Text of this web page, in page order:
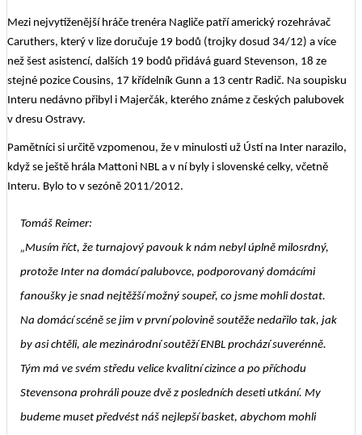
Mezi nejvytíženější hráče trenéra Nagliče patří americký rozehrávač
Caruthers, který v lize doručuje 19 bodů (trojky dosud 34/12) a více
než šest asistencí, dalších 19 bodů přidává guard Stevenson, 18 ze
stejné pozice Cousins, 17 křídelník Gunn a 13 centr Radič. Na soupisku
Interu nedávno přibyl i Majerčák, kterého známe z českých palubovek
v dresu Ostravy.
Pamětníci si určitě vzpomenou, že v minulosti už Ústí na Inter narazilo,
když se ještě hrála Mattoni NBL a v ní byly i slovenské celky, včetně
Interu. Bylo to v sezóně 2011/2012.
Tomáš Reimer:
„Musím říct, že turnajový pavouk k nám nebyl úplně milosrdný,
protože Inter na domácí palubovce, podporovaný domácími
fanoušky je snad nejtěžší možný soupeř, co jsme mohli dostat.
Na domácí scéně se jim v první polovině soutěže nedařilo tak, jak
by asi chtěli, ale mezinárodní soutěží ENBL prochází suverénně.
Tým má ve svém středu velice kvalitní cizince a po příchodu
Stevensona prohráli pouze dvě z posledních deseti utkání. My
budeme muset předvést náš nejlepší basket, abychom mohli